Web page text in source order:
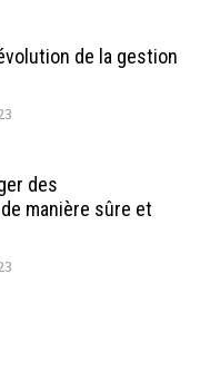
de la gestion
des
manière sûre et